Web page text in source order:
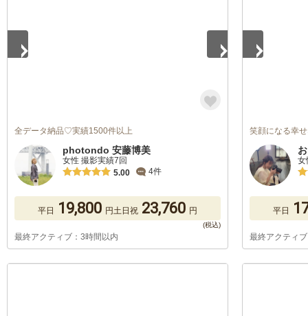
全データ納品♡実績1500件以上
photondo 安藤博美
女性 撮影実績7回
5.00
4件
平日 19,800 円土日祝 23,760 円
最終アクティブ：3時間以内
笑顔になる幸
女
平日
最終アクティ